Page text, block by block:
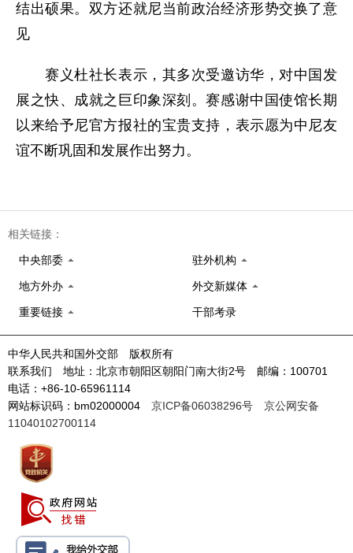
结出硕果。双方还就尼当前政治经济形势交换了意
见
赛义杜社长表示，其多次受邀访华，对中国发
展之快、成就之巨印象深刻。赛感谢中国使馆长期
以来给予尼官方报社的宝贵支持，表示愿为中尼友
谊不断巩固和发展作出努力。
相关链接：
中央部委 驻外机构
地方外办 外交新媒体
重要链接 干部考录
中华人民共和国外交部 版权所有
联系我们 地址：北京市朝阳区朝阳门南大街2号 邮编：100701
电话：+86-10-65961114
网站标识码：bm02000004 京ICP备06038296号
京公网安备
11040102700114